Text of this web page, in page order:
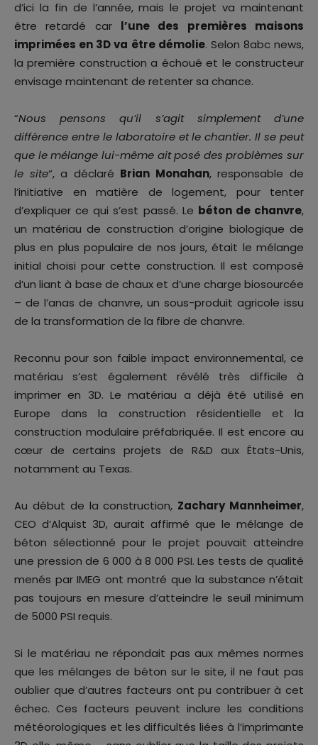
d’ici la fin de l’année, mais le projet va maintenant
être retardé car l’une des premières maisons
imprimées en 3D va être démolie. Selon 8abc news,
la première construction a échoué et le constructeur
envisage maintenant de retenter sa chance.
“Nous pensons qu’il s’agit simplement d’une
différence entre le laboratoire et le chantier. Il se peut
que le mélange lui-même ait posé des problèmes sur
le site“, a déclaré Brian Monahan, responsable de
l’initiative en matière de logement, pour tenter
d’expliquer ce qui s’est passé. Le béton de chanvre,
un matériau de construction d’origine biologique de
plus en plus populaire de nos jours, était le mélange
initial choisi pour cette construction. Il est composé
d’un liant à base de chaux et d’une charge biosourcée
– de l’anas de chanvre, un sous-produit agricole issu
de la transformation de la fibre de chanvre.
Reconnu pour son faible impact environnemental, ce
matériau s’est également révélé très difficile à
imprimer en 3D. Le matériau a déjà été utilisé en
Europe dans la construction résidentielle et la
construction modulaire préfabriquée. Il est encore au
cœur de certains projets de R&D aux États-Unis,
notamment au Texas.
Au début de la construction, Zachary Mannheimer,
CEO d’Alquist 3D, aurait affirmé que le mélange de
béton sélectionné pour le projet pouvait atteindre
une pression de 6 000 à 8 000 PSI. Les tests de qualité
menés par IMEG ont montré que la substance n’était
pas toujours en mesure d’atteindre le seuil minimum
de 5000 PSI requis.
Si le matériau ne répondait pas aux mêmes normes
que les mélanges de béton sur le site, il ne faut pas
oublier que d’autres facteurs ont pu contribuer à cet
échec. Ces facteurs peuvent inclure les conditions
météorologiques et les difficultés liées à l’imprimante